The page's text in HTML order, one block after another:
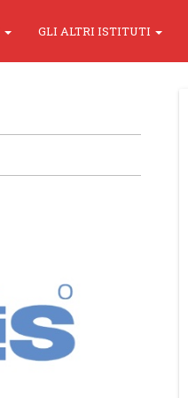
GLI ALTRI ISTITUTI